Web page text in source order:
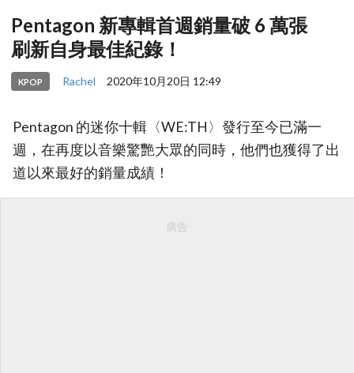
Pentagon 新專輯首週銷量破 6 萬張
刷新自身最佳紀錄！
KPOP Rachel 2020年10月20日 12:49
Pentagon 的迷你十輯〈WE:TH〉發行至今已滿一
週，在再度以音樂驚艷大眾的同時，他們也獲得了出
道以來最好的銷量成績！
廣告